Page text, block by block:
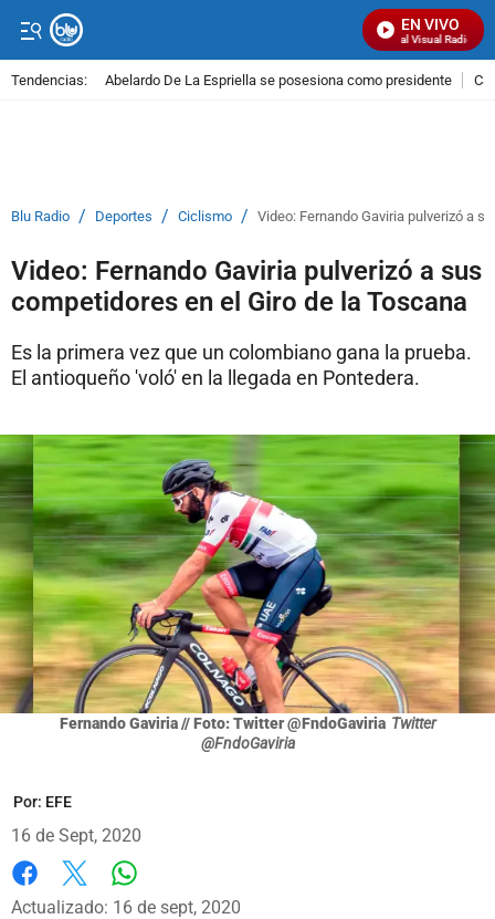
EN VIVO
Señal Visual Radio
Tendencias: Abelardo De La Espriella se posesiona como presidente
Blu Radio / Deportes / Ciclismo / Video: Fernando Gaviria pulverizó a
Video: Fernando Gaviria pulverizó a sus
competidores en el Giro de la Toscana
Es la primera vez que un colombiano gana la prueba.
El antioqueño 'voló' en la llegada en Pontedera.
Fernando Gaviria // Foto: Twitter @FndoGaviria Twitter
@FndoGaviria
Por: EFE
16 de Sept, 2020
Facebook
X
Actualizado: 16 de sept, 2020